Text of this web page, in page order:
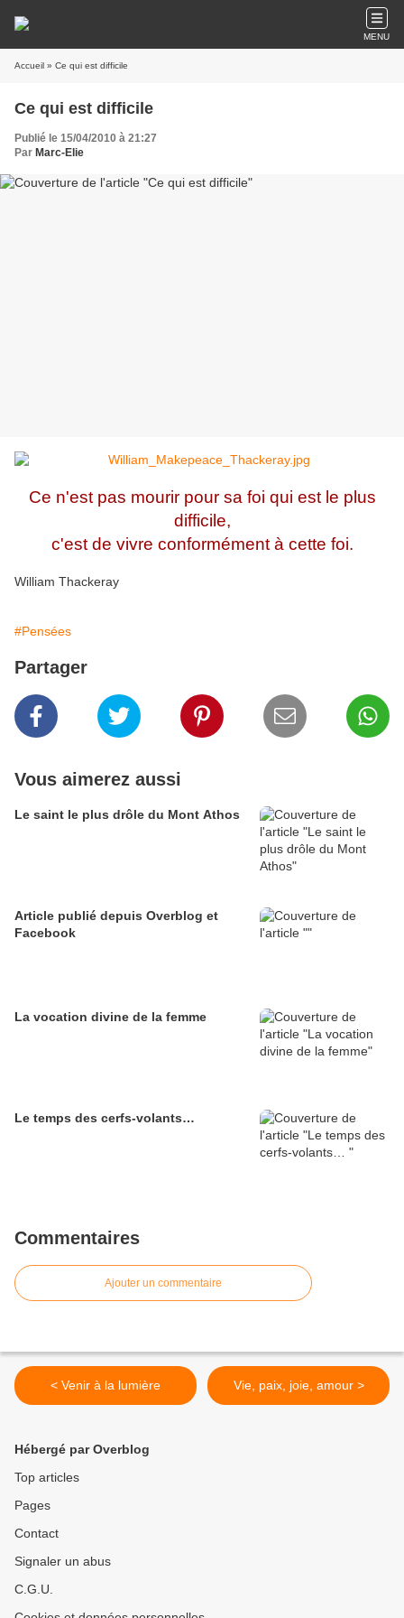
MENU
Accueil » Ce qui est difficile
Ce qui est difficile
Publié le 15/04/2010 à 21:27
Par Marc-Elie
Ce n'est pas mourir pour sa foi qui est le plus
difficile,
c'est de vivre conformément à cette foi.
William Thackeray
#Pensées
Partager
Vous aimerez aussi
Le saint le plus drôle du Mont Athos
Article publié depuis Overblog et
Facebook
La vocation divine de la femme
Le temps des cerfs-volants…
Commentaires
Ajouter un commentaire
< Venir à la lumière Vie, paix, joie, amour >
Hébergé par Overblog
Top articles
Pages
Contact
Signaler un abus
C.G.U.